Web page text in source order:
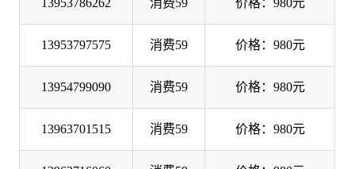
13953797575 消费59 价格：980元
13954799090 消费59 价格：980元
13963701515 消费59 价格：980元